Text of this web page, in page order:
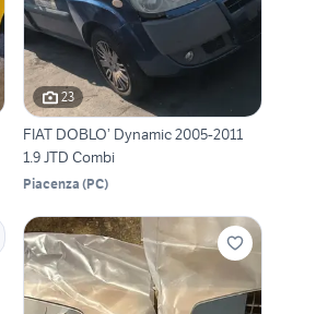
23
FIAT DOBLO’ Dynamic 2005-2011
1.9 JTD Combi
Piacenza (PC)